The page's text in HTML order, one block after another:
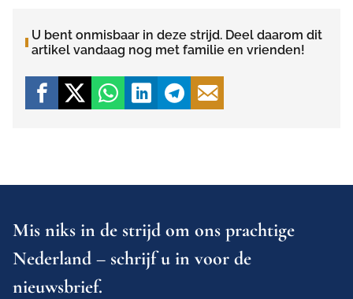
U bent onmisbaar in deze strijd. Deel daarom dit
artikel vandaag nog met familie en vrienden!
Mis niks in de strijd om ons prachtige
Nederland – schrijf u in voor de
nieuwsbrief.